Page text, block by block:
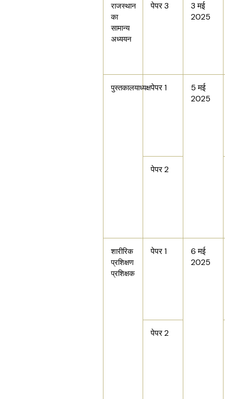
राजस्थान
का
सामान्य
अध्ययन
पेपर 3
3 मई
2025
पुस्तकालयाध्यक्षपेपर 1
5 मई
2025
पेपर 2
शारीरिक
प्रशिक्षण
प्रशिक्षक
पेपर 1
6 मई
2025
पेपर 2